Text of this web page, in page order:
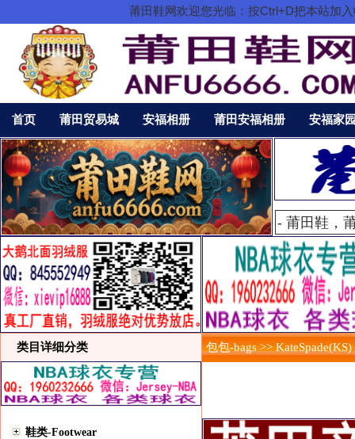
莆田鞋网欢迎您光临：按Ctrl+D把本站加
首页 莆田贸易城 安福相册 莆田安福相册 安福家
类目详细分类
鞋类-Footwear
包包-bags >> KateSpade(KS)